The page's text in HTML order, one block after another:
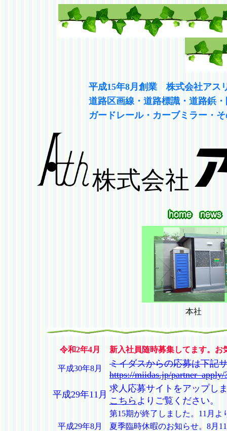
平成15年8月創業 株式会社アス
道路区画線・道路標識・道路鋲
ガードレール・カーブミラー・
株式会社
本社
令和2年4月 新入社員随時募集してます。
平成30年8月
ミイダスからの応募は下記
https://miidas.jp/partner_apply/
平成29年11月
求人応募サイトをアップし
こちら よりご覧ください。
第15期が終了しました。11月よ
平成29年8月
夏季臨時休暇のお知らせ。8月